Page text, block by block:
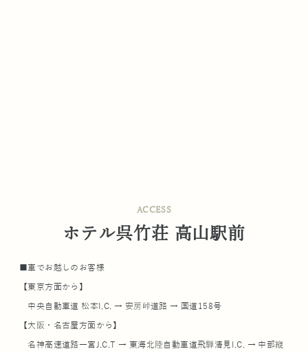
ACCESS
ホテル呉竹荘 高山駅前
■車でお越しのお客様
【東京方面から】
中央自動車道 松本I.C. → 安房峠道路 → 国道158号
【大阪・名古屋方面から】
名神高速道路一宮J.C.T → 東海北陸自動車道飛騨清見I.C. → 中部縦